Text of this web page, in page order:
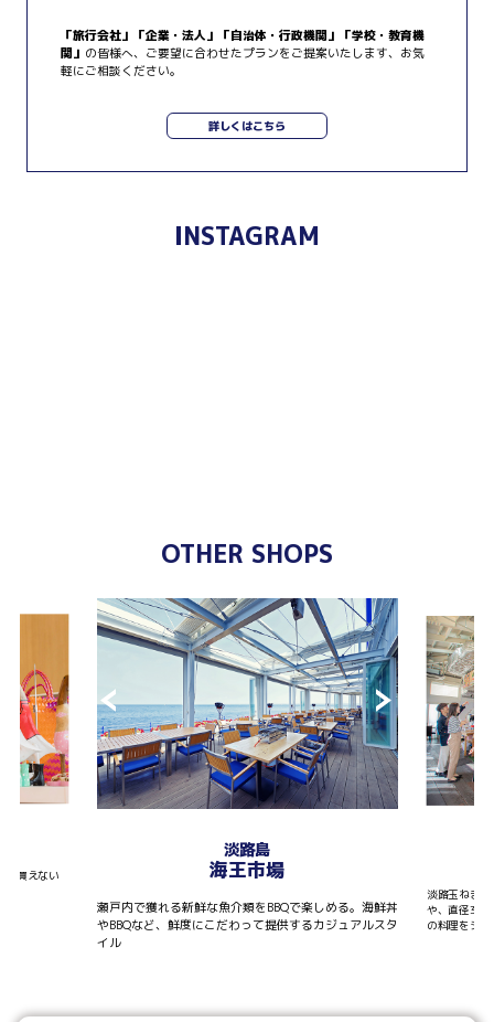
「旅行会社」「企業・法人」「自治体・行政機関」「学校・教育機
関」 の皆様へ、ご要望に合わせたプランをご提案いたします、お気
軽にご相談ください。
詳しくはこちら
INSTAGRAM
OTHER SHOPS
か買えない
淡路島
海王市場
瀬戸内で獲れる新鮮な魚介類をBBQで楽しめる。海鮮丼
やBBQなど、鮮度にこだわって提供するカジュアルスタ
イル
淡路玉ねぎ
や、直径30
の料理をシ